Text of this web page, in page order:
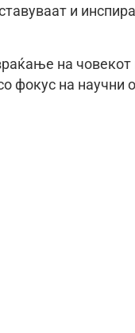
и
на
фокус на научни